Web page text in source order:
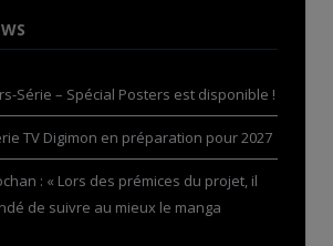
Série – Spécial Posters est disponible !
TV Digimon en préparation pour 2027
: « Lors des prémices du projet, il
de suivre au mieux le manga